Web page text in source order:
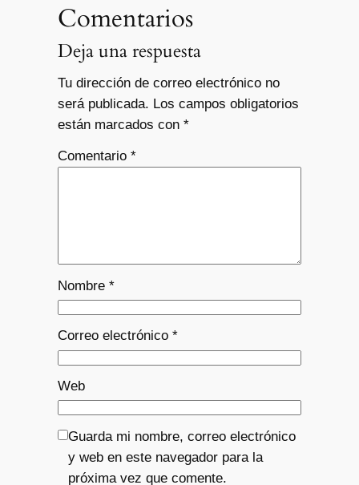
Comentarios
Deja una respuesta
Tu dirección de correo electrónico no
será publicada. Los campos obligatorios
están marcados con *
Comentario *
Nombre *
Correo electrónico *
Web
Guarda mi nombre, correo electrónico
y web en este navegador para la
próxima vez que comente.